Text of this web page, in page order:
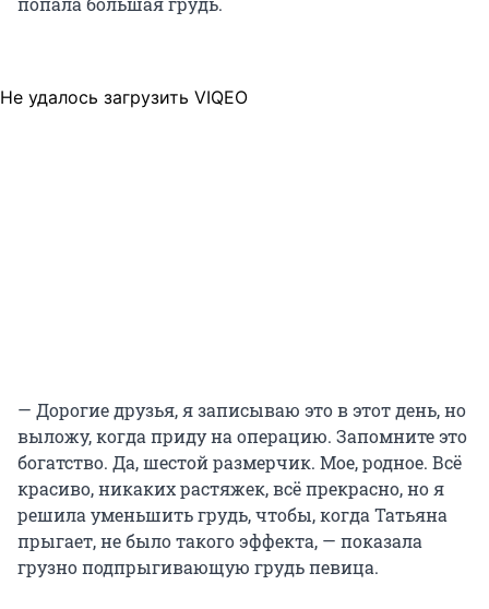
Не удалось загрузить VIQEO
— Дорогие друзья, я записываю это в этот день, но
выложу, когда приду на операцию. Запомните это
богатство. Да, шестой размерчик. Мое, родное. Всё
красиво, никаких растяжек, всё прекрасно, но я
решила уменьшить грудь, чтобы, когда Татьяна
прыгает, не было такого эффекта, — показала
грузно подпрыгивающую грудь певица.